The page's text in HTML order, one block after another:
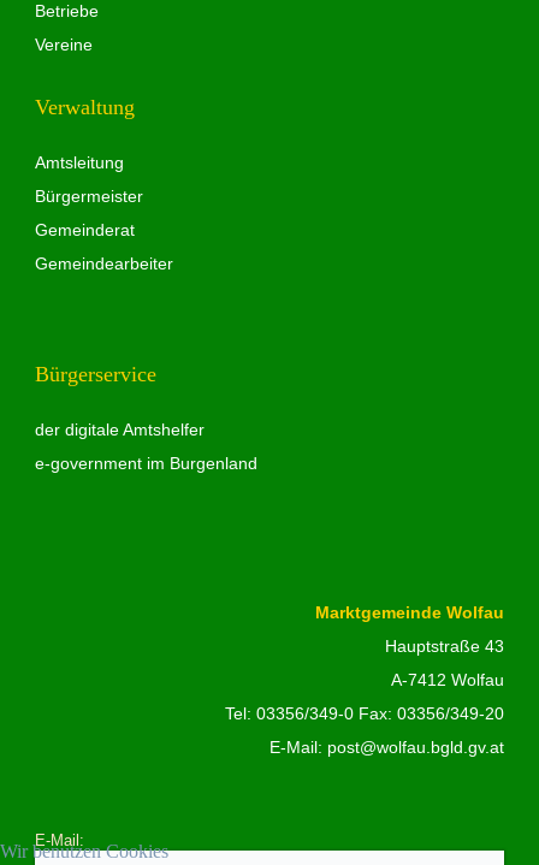
Betriebe
Vereine
Verwaltung
Amtsleitung
Bürgermeister
Gemeinderat
Gemeindearbeiter
Bürgerservice
der digitale Amtshelfer
e-government im Burgenland
Marktgemeinde Wolfau
Hauptstraße 43
A-7412 Wolfau
Tel:03356/349-0 Fax: 03356/349-20
E-Mail: post@wolfau.bgld.gv.at
E-Mail:
Wir benutzen Cookies